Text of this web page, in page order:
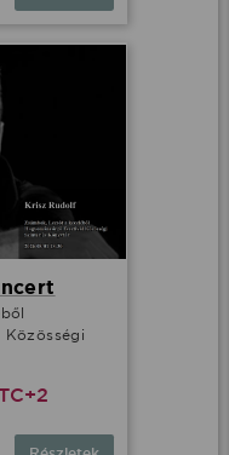
Közösségi